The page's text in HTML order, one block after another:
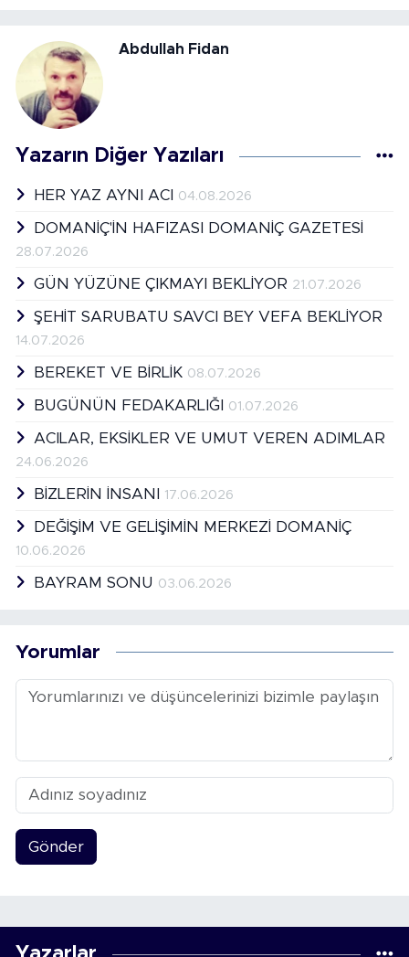
Abdullah Fidan
Yazarın Diğer Yazıları
HER YAZ AYNI ACI 04.08.2026
DOMANİÇ'İN HAFIZASI DOMANİÇ GAZETESİ
28.07.2026
GÜN YÜZÜNE ÇIKMAYI BEKLİYOR 21.07.2026
ŞEHİT SARUBATU SAVCI BEY VEFA BEKLİYOR
14.07.2026
BEREKET VE BİRLİK 08.07.2026
BUGÜNÜN FEDAKARLIĞI 01.07.2026
ACILAR, EKSİKLER VE UMUT VEREN ADIMLAR
24.06.2026
BİZLERİN İNSANI 17.06.2026
DEĞİŞİM VE GELİŞİMİN MERKEZİ DOMANİÇ
10.06.2026
BAYRAM SONU 03.06.2026
Yorumlar
Gönder